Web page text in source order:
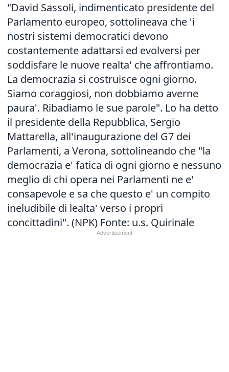
"David Sassoli, indimenticato presidente del
Parlamento europeo, sottolineava che 'i
nostri sistemi democratici devono
costantemente adattarsi ed evolversi per
soddisfare le nuove realta' che affrontiamo.
La democrazia si costruisce ogni giorno.
Siamo coraggiosi, non dobbiamo averne
paura'. Ribadiamo le sue parole". Lo ha detto
il presidente della Repubblica, Sergio
Mattarella, all'inaugurazione del G7 dei
Parlamenti, a Verona, sottolineando che "la
democrazia e' fatica di ogni giorno e nessuno
meglio di chi opera nei Parlamenti ne e'
consapevole e sa che questo e' un compito
ineludibile di lealta' verso i propri
concittadini". (NPK) Fonte: u.s. Quirinale